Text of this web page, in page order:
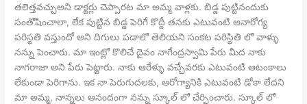
తలెత్తవచ్చుఅని డాక్టర్లు చెప్పారట మా అమ్మ వాళ్లకు. బిడ్డ పుట్టినందుకు
సంతోషించాలా, లేక పుట్టిన బిడ్డ పెరిగే కొద్దీ తనకు ఎటువంటి అనారోగ్య
పరిస్థతి వస్తుందో అని దిగులు పడాలో తెలియని సంకట పరిస్థితి లో వాళ్ళు
నన్ను పెంచారు. మా ఇంట్లో కొలిచే దైవం నాగేంద్రస్వామి పేరు మీద నాకు
నాగరాజా అని పేరు పెట్టారు. నాకు ఆరేళ్ళు వచ్చేవరకు ఎటువంటి ఆటంకాలు
లేకుండా పెరిగాను. ఇక నా పెరుగుదలకు, ఆరోగ్యానికి ఎటువంటి డోకా లేదని
మా అమ్మ, నాన్నలు ఆనందంగా నన్ను స్కూల్ లో చేర్పించారు. స్కూల్ లో